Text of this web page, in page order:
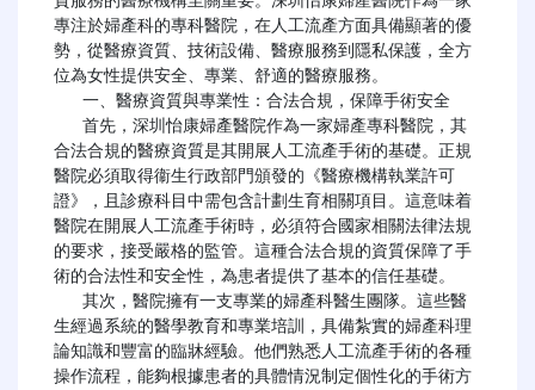
專注於婦產科的專科醫院，在人工流產方面具備顯著的優
勢，從醫療資質、技術設備、醫療服務到隱私保護，全方
位為女性提供安全、專業、舒適的醫療服務。
合法合規的醫療資質是其開展人工流產手術的基礎。正規
醫院必須取得衞生行政部門頒發的《醫療機構執業許可
證》，且診療科目中需包含計劃生育相關項目。這意味着
醫院在開展人工流產手術時，必須符合國家相關法律法規
的要求，接受嚴格的監管。這種合法合規的資質保障了手
術的合法性和安全性，為患者提供了基本的信任基礎。
生經過系統的醫學教育和專業培訓，具備紮實的婦產科理
論知識和豐富的臨牀經驗。他們熟悉人工流產手術的各種
操作流程，能夠根據患者的具體情況制定個性化的手術方